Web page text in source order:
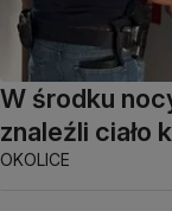
W środku
znaleźli ciało
OKOLICE